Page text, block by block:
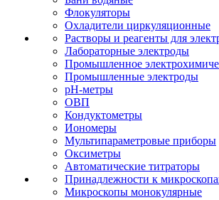
Флокуляторы
Охладители циркуляционные
Растворы и реагенты для
Лабораторные электроды
Промышленное
Промышленные электроды
pH-метры
ОВП
Кондуктометры
Иономеры
Мультипараметровые приборы
Оксиметры
Автоматические титраторы
Принадлежности к
Микроскопы монокулярные